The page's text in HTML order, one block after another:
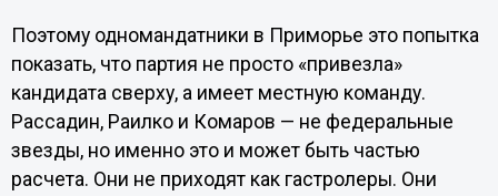
Поэтому одномандатники в Приморье это попытка
показать, что партия не просто «привезла»
кандидата сверху, а имеет местную команду.
Рассадин, Раилко и Комаров — не федеральные
звезды, но именно это и может быть частью
расчета. Они не приходят как гастролеры. Они